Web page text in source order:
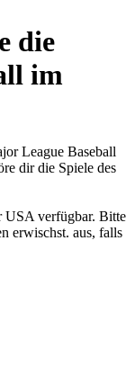
die
im
League Baseball
dir die Spiele des
USA verfügbar. Bitte
erwischst. aus, falls